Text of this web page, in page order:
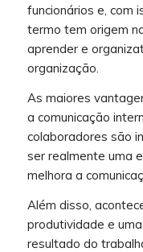
funcionários e, com
termo tem origem
aprender e
organização.
As maiores
a comunicação
colaboradores são
ser realmente uma
melhora a
Além disso,
produtividade e
resultado do